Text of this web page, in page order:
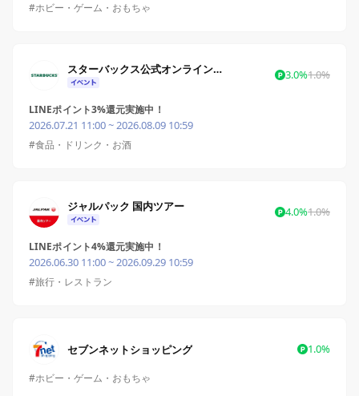
#ホビー・ゲーム・おもちゃ
スターバックス公式オンラインストア 3.0%1.0%
LINEポイント3%還元実施中！
2026.07.21 11:00 ~ 2026.08.09 10:59
#食品・ドリンク・お酒
ジャルパック 国内ツアー 4.0%1.0%
LINEポイント4%還元実施中！
2026.06.30 11:00 ~ 2026.09.29 10:59
#旅行・レストラン
セブンネットショッピング 1.0%
#ホビー・ゲーム・おもちゃ